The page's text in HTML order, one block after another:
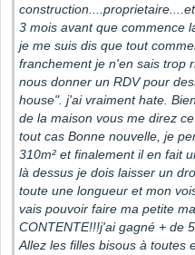
3 mois avant que commence
je me suis dis que tout
franchement je n'en sais trop
nous donner un RDV pour
house". j'ai vraiment hate.
de la maison vous me direz
tout cas Bonne nouvelle, je
310m² et finalement il en fait
là dessus je dois laisser un
toute une longueur et mon
vais pouvoir faire ma petite
CONTENTE!!!j'ai gagné + de
Allez les filles bisous à toutes